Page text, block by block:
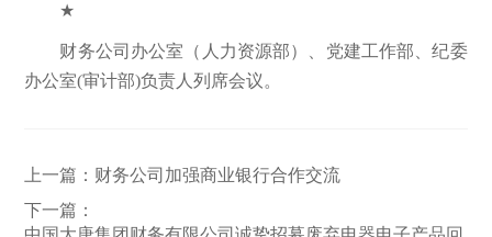
★
财务公司办公室（人力资源部）、党建工作部、纪委
办公室(审计部)负责人列席会议。
上一篇： 财务公司加强商业银行合作交流
下一篇：